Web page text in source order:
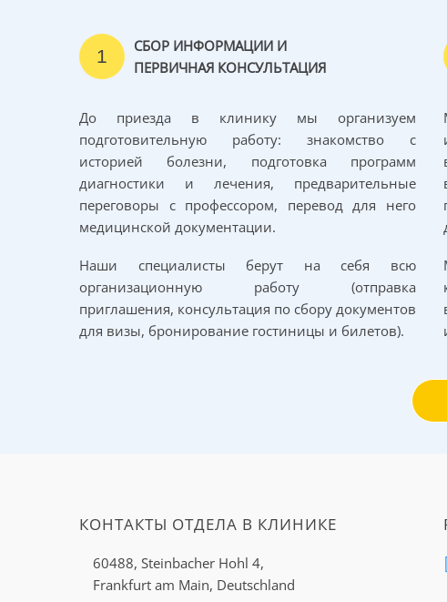
Лечение злокачественных опухолей оболочек
удаление, с возможным сохранением ткани нервов и
Настоятельно рекомендуется как можно
своевременно обнаружить и удалить
1
СБОР ИНФОРМАЦИИ И
ПЕРВИЧНАЯ КОНСУЛЬТАЦИЯ
До приезда в клинику мы организуем
подготовительную работу: знакомство с
историей болезни, подготовка программ
диагностики и лечения, предварительные
переговоры с профессором, перевод для него
медицинской документации.
Наши специалисты берут на себя всю
организационную работу (отправка
приглашения, консультация по сбору документов
для визы, бронирование гостиницы и билетов).
КОНТАКТЫ ОТДЕЛА В КЛИНИКЕ
60488, Steinbacher Hohl 4,
Frankfurt am Main, Deutschland